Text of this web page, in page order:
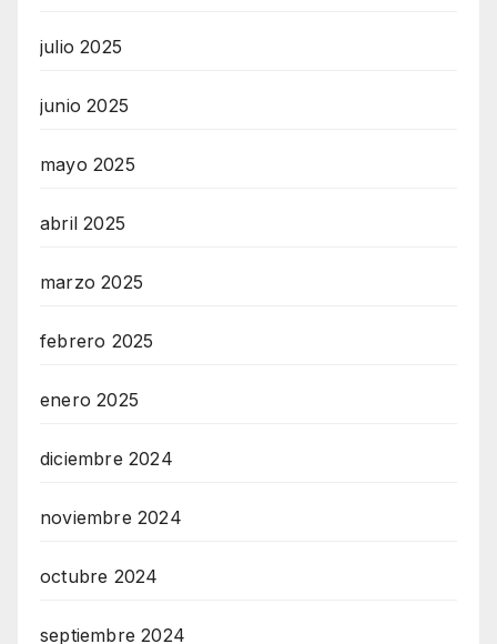
julio 2025
junio 2025
mayo 2025
abril 2025
marzo 2025
febrero 2025
enero 2025
diciembre 2024
noviembre 2024
octubre 2024
septiembre 2024